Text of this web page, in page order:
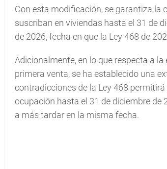
Con esta modificación, se garantiza la
suscriban en viviendas hasta el 31 de
de 2026, fecha en que la Ley 468 de
Adicionalmente, en lo que respecta a
primera venta, se ha establecido una
contradicciones de la Ley 468
ocupación hasta el 31 de diciembre de
a más tardar en la misma fecha.